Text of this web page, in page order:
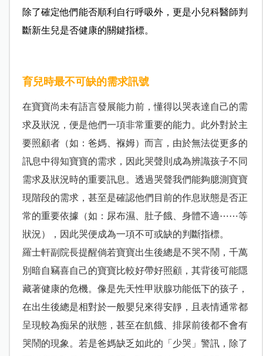
除了確定他們能否順利自行呼吸外，更是小兒科醫師判
斷新生兒是否健康的關鍵指標。
育兒時最不可缺的需求訊號
在寶寶尚未有語言發展能力前，懂得以哭表達自己的需
求及狀況，便是他們一項非常重要的能力。此外對於主
要照顧者（如：爸媽、褓姆）而言，由於無法從更多的
訊息中得知寶寶的需求，因此哭聲則成為辨識孩子不同
需求及狀況時的重要訊息。透過哭聲我們能夠臆測寶寶
現階段的需求，甚至是確認他們目前的作息狀態是否正
常的重要依據（如：尿布濕、肚子餓、身體不適⋯⋯等
狀況），因此哭便成為一項不可或缺的判斷指標。
羅士軒副院長提醒倘若寶寶出生後總是不哭不鬧，千萬
別暗自竊喜自己的寶寶比較好帶好照顧，其背後可能隱
藏著健康的危機。像是先天性甲狀腺功能低下的孩子，
在出生後總是相對於一般嬰兒來得安靜，且表情通常都
呈現較為痴呆的狀態，甚至在飢餓、排尿前後都不會有
哭鬧的現象。若是爸媽缺乏如此的「少哭」警訊，除了